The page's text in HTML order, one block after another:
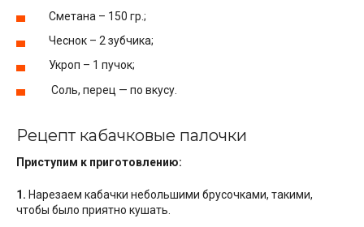
Сметана – 150 гр.;
Чеснок – 2 зубчика;
Укроп – 1 пучок;
Соль, перец — по вкусу.
Рецепт кабачковые палочки
Приступим к приготовлению:
1. Нарезаем кабачки небольшими брусочками, такими,
чтобы было приятно кушать.